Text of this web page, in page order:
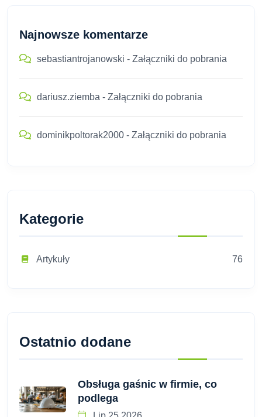
Najnowsze komentarze
sebastiantrojanowski - Załączniki do pobrania
dariusz.ziemba - Załączniki do pobrania
dominikpoltorak2000 - Załączniki do pobrania
Kategorie
Artykuły 76
Ostatnio dodane
Obsługa gaśnic w firmie, co
podlega